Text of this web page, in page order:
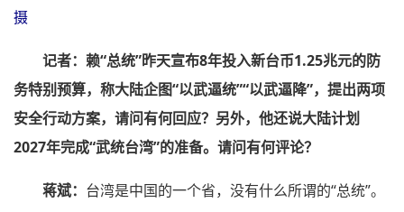
摄
记者：赖“总统”昨天宣布8年投入新台币1.25兆元的防
务特别预算，称大陆企图“以武逼统”“以武逼降”，提出两项
安全行动方案，请问有何回应？另外，他还说大陆计划
2027年完成“武统台湾”的准备。请问有何评论？
蒋斌： 台湾是中国的一个省，没有什么所谓的“总统”。